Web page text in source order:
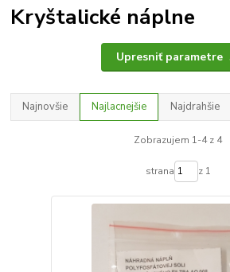
Kryštalické náplne
Upresniť parametre
Najnovšie Najlacnejšie Najdrahšie
Zobrazujem 1-4 z 4
strana z 1